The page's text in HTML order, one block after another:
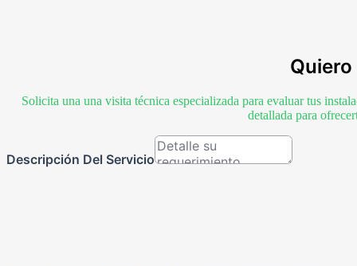
Solicita una una visita técnica especializada para evaluar tus
detallada para
Descripción Del Servicio